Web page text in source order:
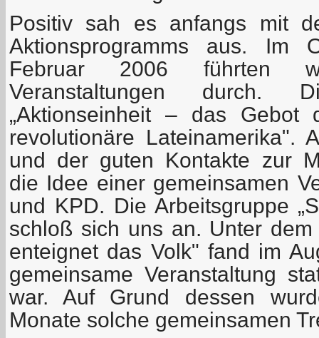
Positiv sah es anfangs mit
Aktionsprogramms aus. Im
Februar 2006 führten
Veranstaltungen durch.
„Aktionseinheit – das Gebot
revolutionäre Lateinamerika".
und der guten Kontakte zur
die Idee einer gemeinsamen
und KPD. Die Arbeitsgruppe
schloß sich uns an. Unter dem
enteignet das Volk" fand im
gemeinsame Veranstaltung
war. Auf Grund dessen
Monate solche gemeinsamen